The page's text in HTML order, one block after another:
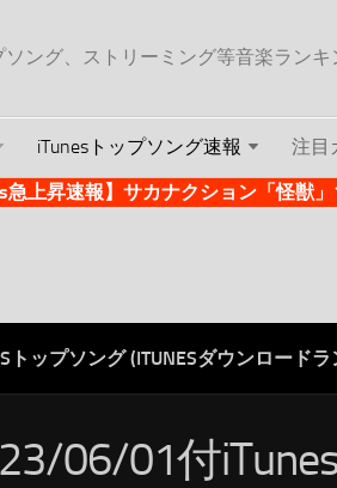
ソング、ストリーミング等音楽ラン
iTunesトップソング速報 注目
急上昇速報】サカナクション「怪獣
トップソング (ITUNESダウンロード
06/01付